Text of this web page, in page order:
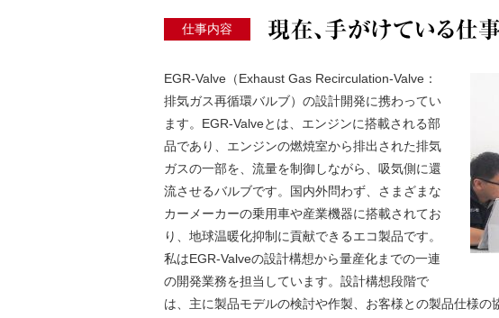
仕事内容
EGR-Valve（Exhaust Gas Recirculation-Valve：
排気ガス再循環バルブ）の設計開発に携わってい
ます。EGR-Valveとは、エンジンに搭載される部
品であり、エンジンの燃焼室から排出された排気
ガスの一部を、流量を制御しながら、吸気側に還
流させるバルブです。国内外問わず、さまざまな
カーメーカーの乗用車や産業機器に搭載されてお
り、地球温暖化抑制に貢献できるエコ製品です。
私はEGR-Valveの設計構想から量産化までの一連
の開発業務を担当しています。設計構想段階で
は、主に製品モデルの検討や作製、お客様との製品仕様